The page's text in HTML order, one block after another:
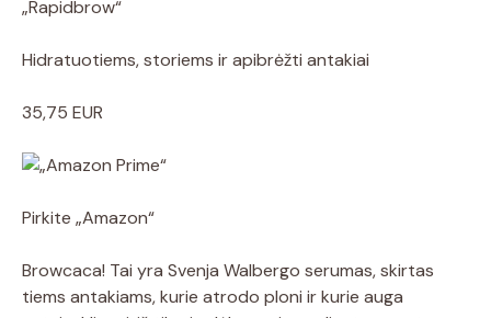
„Rapidbrow“
Hidratuotiems, storiems ir apibrėžti antakiai
35,75 EUR
Pirkite „Amazon“
Browcaca! Tai yra Svenja Walbergo serumas, skirtas
tiems antakiams, kurie atrodo ploni ir kurie auga